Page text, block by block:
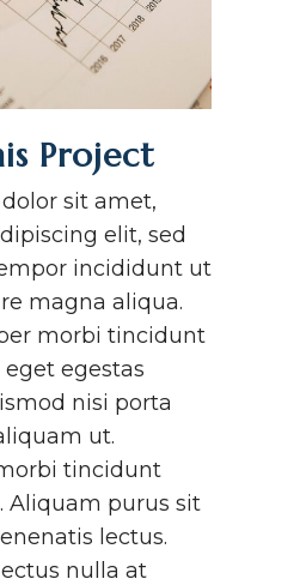
Project
sit amet,
elit, sed
incididunt ut
magna aliqua.
morbi tincidunt
egestas
nisi porta
ut.
tincidunt
Aliquam purus sit
lectus.
nulla at